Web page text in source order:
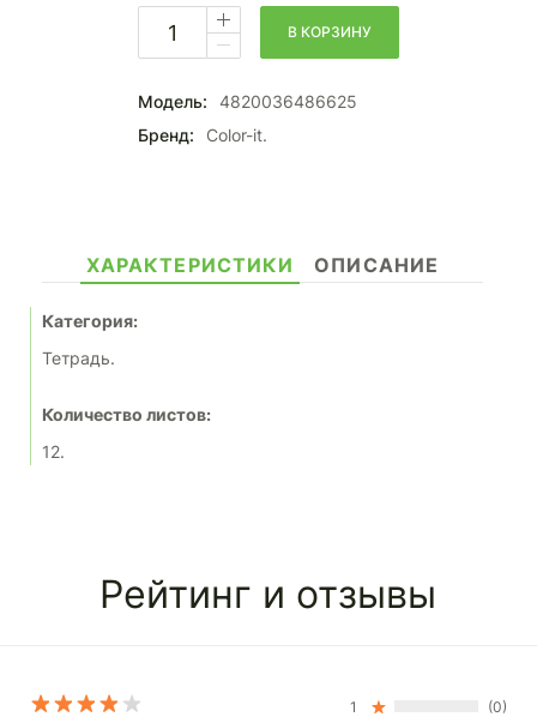
В КОРЗИНУ
Модель:
4820036486625
Бренд:
Color-it.
ХАРАКТЕРИСТИКИ ОПИСАНИЕ
Категория:
Тетрадь.
Количество листов:
12.
Рейтинг и отзывы
1
(0)